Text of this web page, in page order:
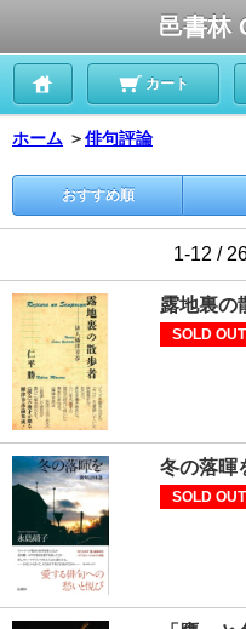
邑書林
カート
ホーム ＞俳句評論
おすすめ順
1-12 /
露地裏の
SOLD OUT
冬の落
SOLD OUT